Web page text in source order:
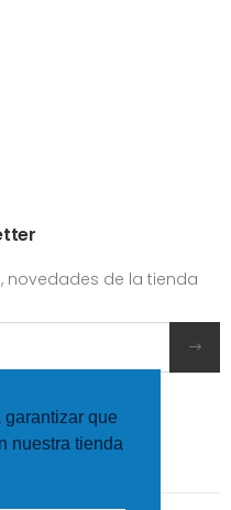
que
nuestra tienda
novedades de la tienda